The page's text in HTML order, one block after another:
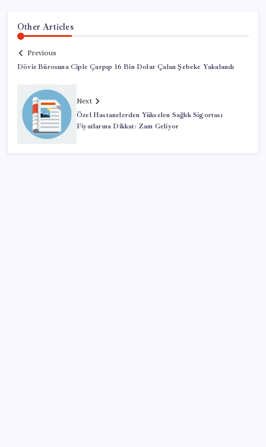
Other Articles
Previous
Döviz Bürosuna Ciple Çarpıp 16 Bin Dolar Çalan Şebeke Yakalandı
Next
Özel Hastanelerden Yükselen Sağlık Sigortası
Fiyatlarına Dikkat: Zam Geliyor